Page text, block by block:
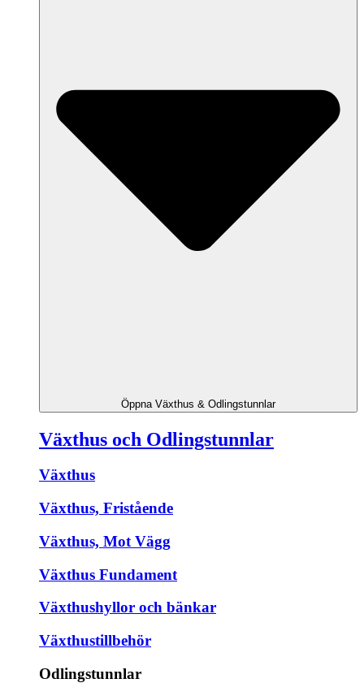
Öppna Växthus & Odlingstunnlar
Växthus och Odlingstunnlar
Växthus
Växthus, Fristående
Växthus, Mot Vägg
Växthus Fundament
Växthushyllor och bänkar
Växthustillbehör
Odlingstunnlar